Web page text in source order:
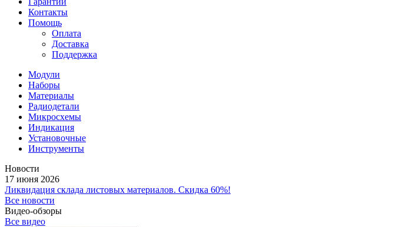
Контакты
Помощь
Оплата
Доставка
Поддержка
Модули
Наборы
Материалы
Радиодетали
Микросхемы
Индикация
Установочные
Инструменты
Новости
17 июня 2026
Ликвидация склада листовых материалов. Скидка 60%!
Все новости
Видео-обзоры
Все видео